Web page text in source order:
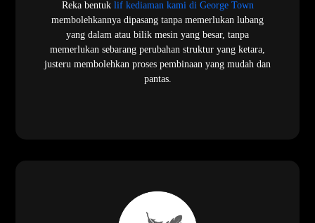
Reka bentuk lif kediaman kami di George Town
membolehkannya dipasang tanpa memerlukan lubang
yang dalam atau bilik mesin yang besar, tanpa
memerlukan sebarang perubahan struktur yang ketara,
justeru membolehkan proses pembinaan yang mudah dan
pantas.